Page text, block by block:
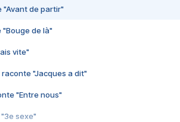
"Avant de partir"
"Bouge de là"
vite"
raconte "Jacques a dit"
"Entre nous"
sexe"